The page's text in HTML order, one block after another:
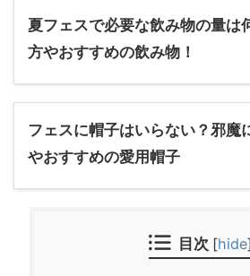
夏フェスで必要な飲み物の量は
方やおすすめの飲み物！
フェスに帽子はいらない？邪魔
やおすすめの愛用帽子
目次 [hide]